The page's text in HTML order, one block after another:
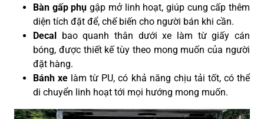
Bàn gấp phụgập mở linh hoạt, giúp cung cấp thêm
diện tích đặt để, chế biến cho người bán khi cần.
Decal
bao quanh thân dưới xe làm từ giấy cán
bóng, được thiết kế tùy theo mong muốn của người
đặt hàng.
Bánh xe làm từ PU, có khả năng chịu tải tốt, có thể
di chuyển linh hoạt tới mọi hướng mong muốn.